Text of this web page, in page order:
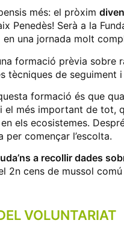
més: el pròxim
Penedès! Serà a la
en una jornada molt
formació prèvia sobre
tècniques de seguiment
formació és que
el més important de tot,
els ecosistemes.
començar l’escolta.
a recollir dades
2n cens de mussol
VOLUNTARIAT